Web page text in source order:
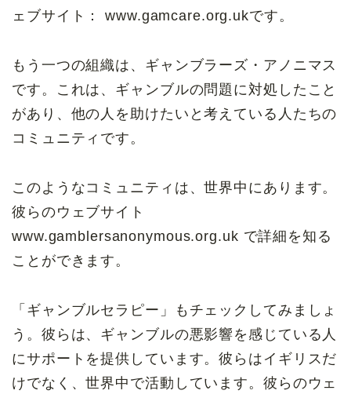
ェブサイト： www.gamcare.org.ukです。
もう一つの組織は、ギャンブラーズ・アノニマス
です。これは、ギャンブルの問題に対処したこと
があり、他の人を助けたいと考えている人たちの
コミュニティです。
このようなコミュニティは、世界中にあります。
彼らのウェブサイト
www.gamblersanonymous.org.uk で詳細を知る
ことができます。
「ギャンブルセラピー」もチェックしてみましょ
う。彼らは、ギャンブルの悪影響を感じている人
にサポートを提供しています。彼らはイギリスだ
けでなく、世界中で活動しています。彼らのウェ